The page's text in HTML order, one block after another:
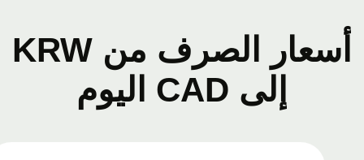
أسعار الصرف من KRW
إلى CAD اليوم